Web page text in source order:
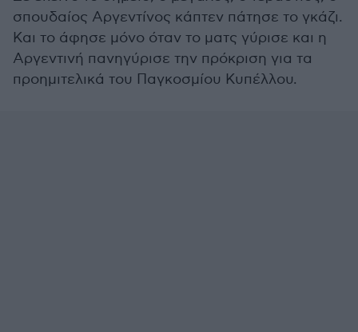
σπουδαίος Αργεντίνος κάπτεν πάτησε το γκάζι.
Και το άφησε μόνο όταν το ματς γύρισε και η
Αργεντινή πανηγύρισε την πρόκριση για τα
προημιτελικά του Παγκοσμίου Κυπέλλου.